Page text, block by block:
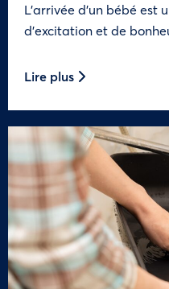
L’arrivée d’un bébé est
d’excitation et de
Lire plus